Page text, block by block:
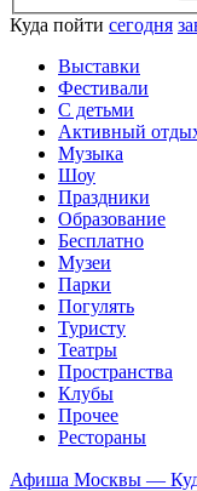
Куда пойти сегодня
Выставки
Фестивали
С детьми
Активный
Музыка
Шоу
Праздники
Образование
Бесплатно
Музеи
Парки
Погулять
Туристу
Театры
Пространства
Клубы
Прочее
Рестораны
Афиша Москвы —